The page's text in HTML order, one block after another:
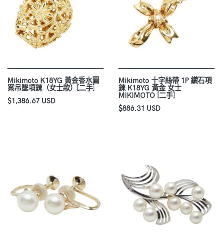
Mikimoto K18YG 黃金香水圖
案吊墜項鍊（女士款）[二手]
$1,386.67 USD
Mikimoto 十字絲帶 1P 鑽石項
鍊 K18YG 黃金 女士
MIKIMOTO [二手]
$886.31 USD